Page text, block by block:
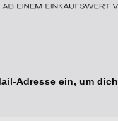
Adresse ein, um dich